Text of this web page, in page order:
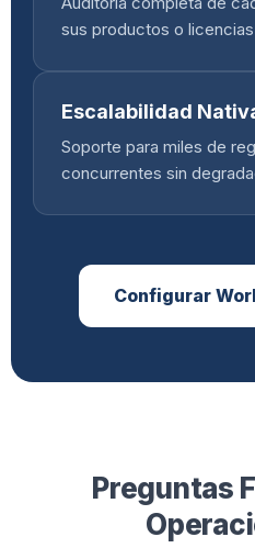
sus productos o
Escalabilidad
Soporte para miles de
concurrentes sin
Configurar
Preguntas